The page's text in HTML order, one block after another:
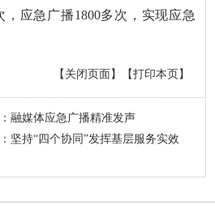
，应急广播1800多次，实现应急
【打印本页】
【关闭页面】
融媒体应急广播精准发声
坚持“四个协同”发挥基层服务实效